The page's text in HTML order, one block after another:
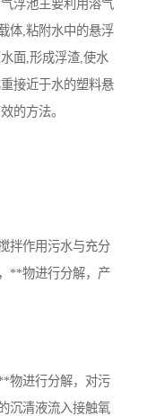
浮池主要利用溶气
体,粘附水中的悬浮
面,形成浮渣,使水
接近于水的塑料悬
的方法。
拌作用污水与充分
**物进行分解，产
物进行分解，对污
沉清液流入接触氧
生活污水处理设备
钢污水处理设备
印染废水